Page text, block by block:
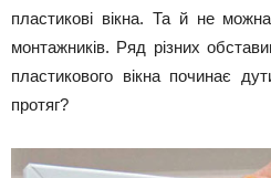
пластикові вікна. Та й не
монтажників. Ряд різних
пластикового вікна починає
протяг?